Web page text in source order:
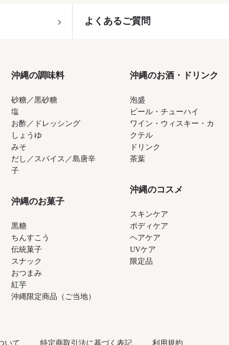
よくあるご質問
沖縄の調味料
砂糖／黒砂糖
塩
お酢／ドレッシング
しょうゆ
みそ
だし／スパイス／島唐辛
子
沖縄のお菓子
黒糖
ちんすこう
伝統菓子
スナック
おつまみ
紅芋
沖縄限定商品（ご当地）
沖縄のお酒・ドリンク
泡盛
ビール・チューハイ
ワイン・ウィスキー・カ
クテル
ドリンク
茶葉
沖縄のコスメ
スキンケア
ボディケア
ヘアケア
UVケア
限定品
いて 特定商取引法に基づく表記 利用規約